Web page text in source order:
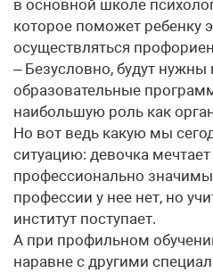
в основной школе
которое поможет ребенку
осуществляться
– Безусловно, будут нужны
образовательные
наибольшую роль как
Но вот ведь какую мы
ситуацию: девочка
профессионально
профессии у нее нет, но
институт поступает.
А при профильном
наравне с другими